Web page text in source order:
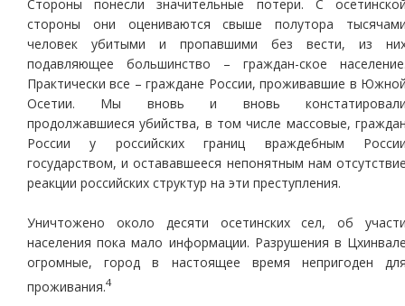
Стороны понесли значительные потери. С
стороны они оцениваются свыше полутора
человек убитыми и пропавшими без вести, из
подавляющее большинство – граждан-ское
Практически все – граждане России, проживавшие в
Осетии. Мы вновь и вновь
продолжавшиеся убийства, в том числе массовые,
России у российских границ враждебным
государством, и остававшееся непонятным нам
реакции российских структур на эти преступления.
Уничтожено около десяти осетинских сел, об
населения пока мало информации. Разрушения в
огромные, город в настоящее время непригоден
проживания.4